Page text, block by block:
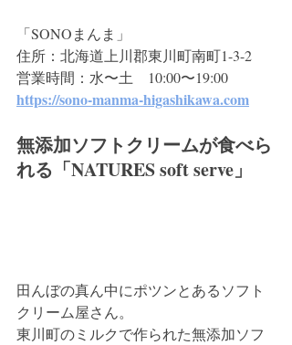
「SONOまんま」
住所：北海道上川郡東川町南町1-3-2
営業時間：水〜土　10:00〜19:00
https://sono-manma-higashikawa.com
無添加ソフトクリームが食べら
れる「NATURES soft serve」
田んぼの真ん中にポツンとあるソフト
クリーム屋さん。
東川町のミルクで作られた無添加ソフ